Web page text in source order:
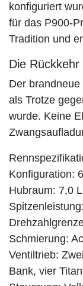
konfiguriert
für das P900-
Tradition und
Die
Der
als Trotze
wurde. Keine
Konfiguration:
Hubraum: 7,0
Schmierung:
Ventiltrieb:
Bank, vier